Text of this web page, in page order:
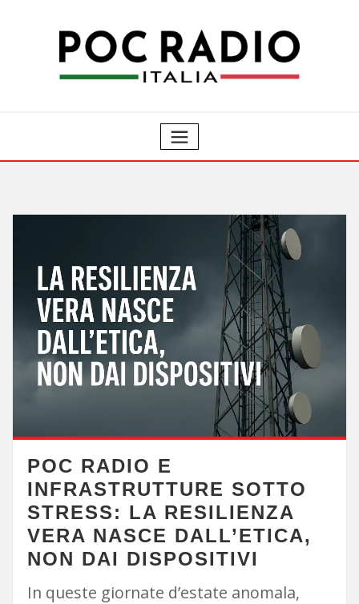
POC RADIO E
INFRASTRUTTURE SOTTO
STRESS: LA RESILIENZA
VERA NASCE DALL’ETICA,
NON DAI DISPOSITIVI
In queste giornate d’estate anomala,